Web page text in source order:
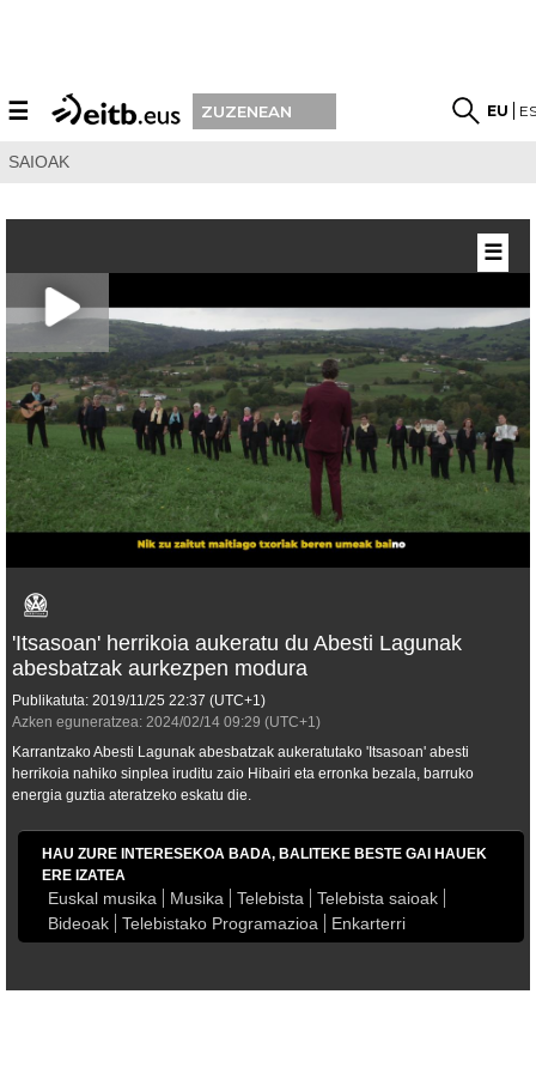
☰ ZUZENEAN EU
SAIOAK
'Itsasoan' herrikoia aukeratu du Abesti Lagunak
abesbatzak aurkezpen modura
Publikatuta: 2019/11/25 22:37 (UTC+1)
Azken eguneratzea: 2024/02/14 09:29 (UTC+1)
Karrantzako Abesti Lagunak abesbatzak aukeratutako 'Itsasoan' abesti
herrikoia nahiko sinplea iruditu zaio Hibairi eta erronka bezala, barruko
energia guztia ateratzeko eskatu die.
HAU ZURE INTERESEKOA BADA, BALITEKE BESTE GAI HAUEK
ERE IZATEA
Euskal musika Musika Telebista
Telebista saioak
Bideoak
Telebistako Programazioa Enkarterri
☰